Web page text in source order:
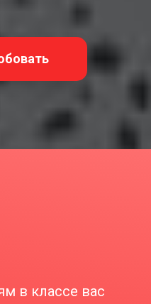
в классе вас